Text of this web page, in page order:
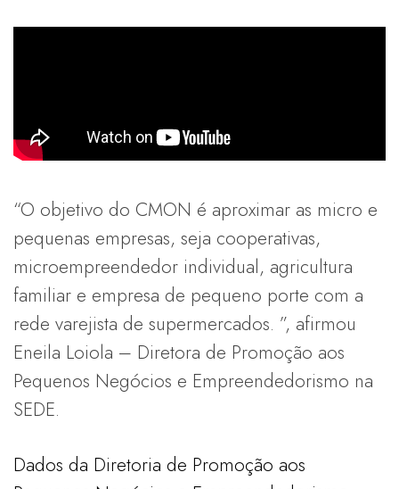
“O objetivo do CMON é aproximar as micro e
pequenas empresas, seja cooperativas,
microempreendedor individual, agricultura
familiar e empresa de pequeno porte com a
rede varejista de supermercados. ”, afirmou
Eneila Loiola – Diretora de Promoção aos
Pequenos Negócios e Empreendedorismo na
SEDE.
Dados da Diretoria de Promoção aos